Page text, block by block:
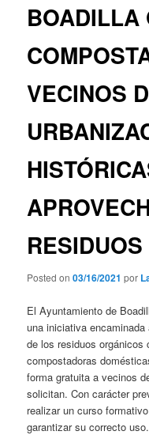
BOADILLA
VECINOS
Posted on03/16/2021 por
El Ayuntamiento de
una iniciativa
de los residuos orgánicos
compostadoras
forma gratuita a vecinos
solicitan. Con carácter
realizar un curso
garantizar su correcto uso.